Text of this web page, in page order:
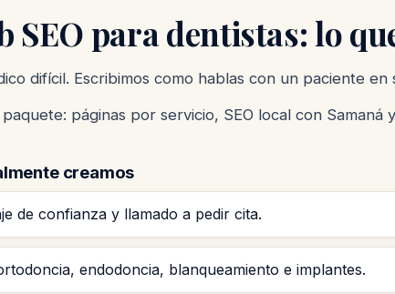
SEO para dentistas: lo
difícil. Escribimos como hablas con un paciente en
páginas por servicio, SEO local con
creamos
de confianza y llamado a pedir cita.
endodoncia, blanqueamiento e implantes.